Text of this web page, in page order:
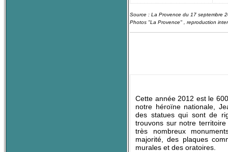
Source : La Provence du 17 septembre
Photos "La Provence"
, reproduction
Cette année 2012 est le
notre héroïne nationale,
des statues qui sont de
trouvons sur notre
très nombreux
majorité, des plaques
murales et des oratoires.